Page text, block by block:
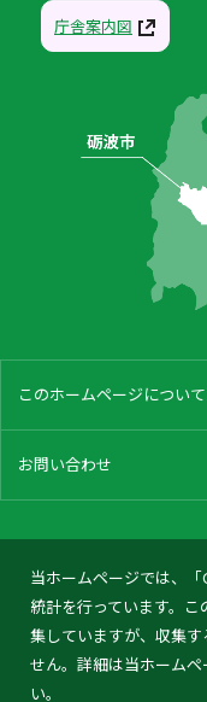
当ホームページでは、
統計を行っています。
集していますが、収集
せん。詳細は当ホームペ
い。
庁舎案内図
このホームページについて
お問い合わせ